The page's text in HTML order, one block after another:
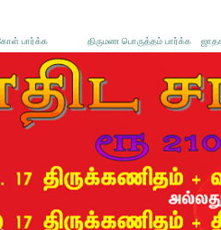
பார்க்க திருமண பொருத்தம் பார்க்க